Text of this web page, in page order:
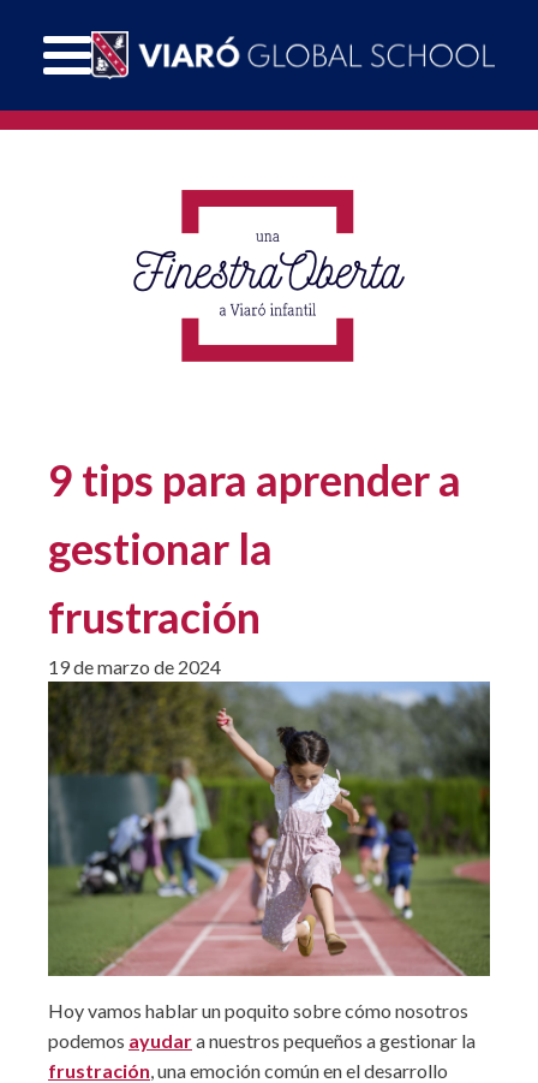
9 tips para aprender a
gestionar la
frustración
19 de marzo de 2024
Hoy vamos hablar un poquito sobre cómo nosotros
podemos ayudara nuestros pequeños a gestionar la
frustración, una emoción común en el desarrollo